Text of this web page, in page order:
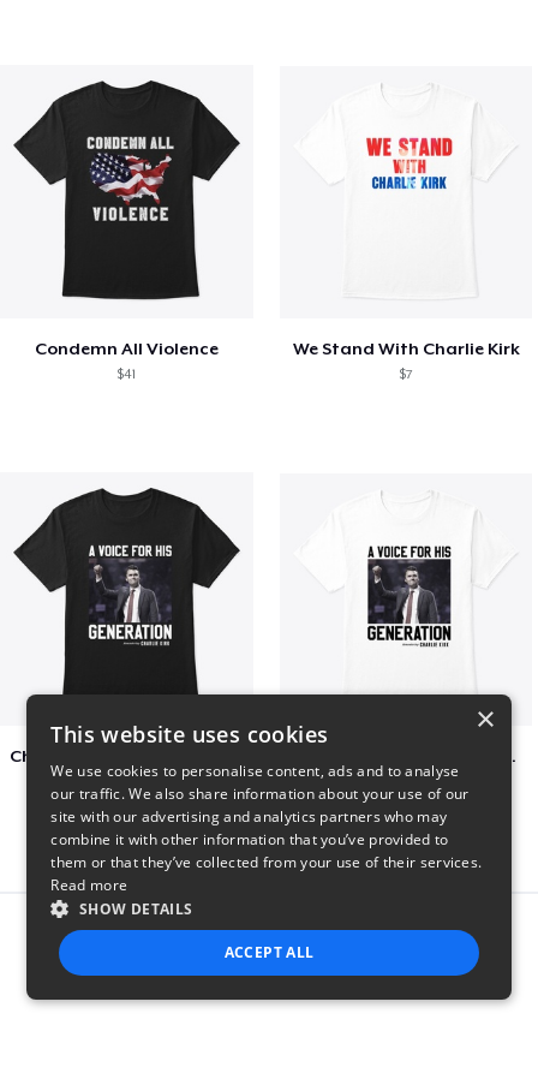
Condemn All Violence
$41
We Stand With Charlie Kirk
$7
Charlie Kirk A Voice For His Generation
Report this product
×
This website uses cookies
We use cookies to personalise content, ads and to analyse
our traffic. We also share information about your use of our
site with our advertising and analytics partners who may
combine it with other information that you’ve provided to
them or that they’ve collected from your use of their services.
Read more
SHOW DETAILS
ACCEPT ALL
STRICTLY NECESSARY PERFORMANCE